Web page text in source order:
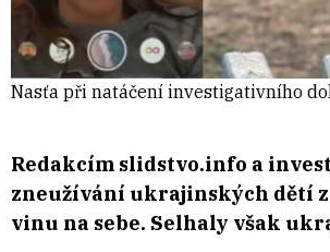
Nasťa při natáčení investigativního
Redakcím slidstvo.info a
zneužívání ukrajinských dětí
vinu na sebe. Selhaly však